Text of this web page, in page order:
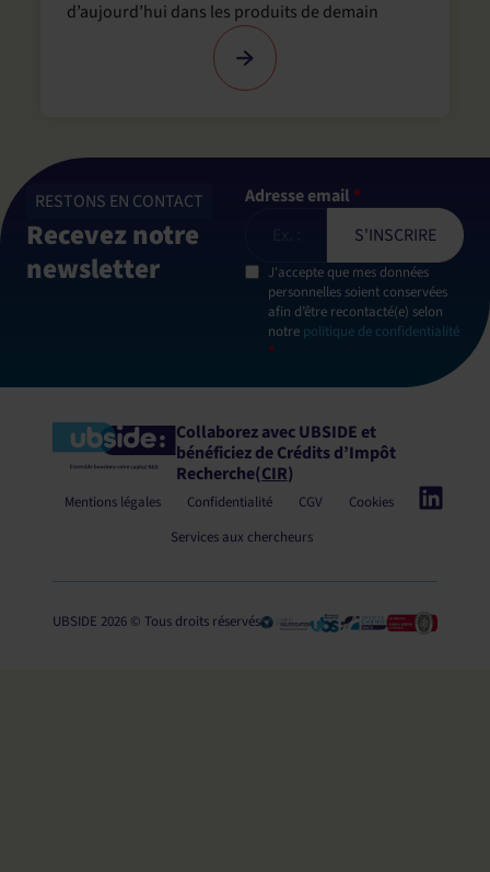
d’aujourd’hui dans les produits de demain
RESTONS EN CONTACT
Recevez notre
newsletter
Adresse email *
J'accepte que mes données
personnelles soient conservées
afin d’être recontacté(e) selon
notre politique de confidentialité
*
Collaborez avec UBSIDE et
bénéficiezde Crédits d’Impôt
Recherche(CIR)
Mentions légales Confidentialité CGV
Cookies
Services aux chercheurs
UBSIDE 2026 © Tous droits réservés